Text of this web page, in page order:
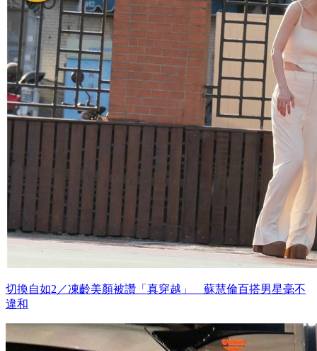
切換自如2／凍齡美顏被讚「真穿越」 蘇慧倫百搭男星毫不
違和